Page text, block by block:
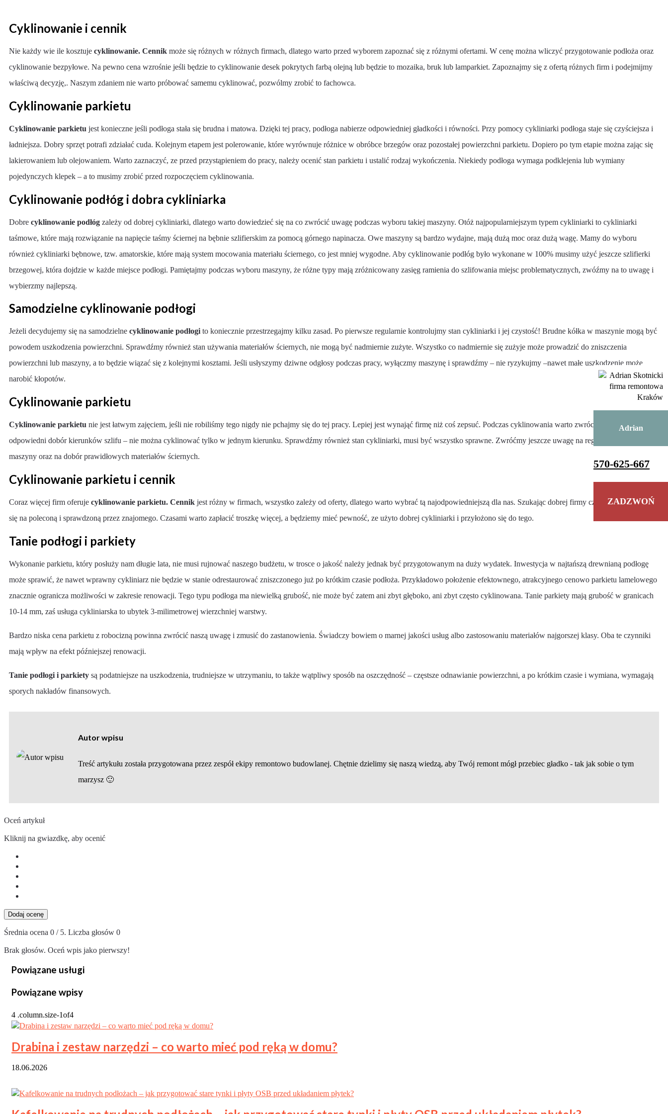
Adrian
570-625-667
ZADZWOŃ
Cyklinowanie i cennik
Nie każdy wie ile kosztuje cyklinowanie. Cennik może się różnych w różnych firmach, dlatego warto przed wyborem zapoznać się z różnymi ofertami. W cenę można wliczyć przygotowanie podłoża oraz
cyklinowanie bezpyłowe. Na pewno cena wzrośnie jeśli będzie to cyklinowanie desek pokrytych farbą olejną lub będzie to mozaika, bruk lub lamparkiet. Zapoznajmy się z ofertą różnych firm i podejmijmy
właściwą decyzję,. Naszym zdaniem nie warto próbować samemu cyklinować, pozwólmy zrobić to fachowca.
Cyklinowanie parkietu
Cyklinowanie parkietu jest konieczne jeśli podłoga stała się brudna i matowa. Dzięki tej pracy, podłoga nabierze odpowiedniej gładkości i równości. Przy pomocy cykliniarki podłoga staje się czyściejsza i
ładniejsza. Dobry sprzęt potrafi zdziałać cuda. Kolejnym etapem jest polerowanie, które wyrównuje różnice w obróbce brzegów oraz pozostałej powierzchni parkietu. Dopiero po tym etapie można zając się
lakierowaniem lub olejowaniem. Warto zaznaczyć, ze przed przystąpieniem do pracy, należy ocenić stan parkietu i ustalić rodzaj wykończenia. Niekiedy podłoga wymaga podklejenia lub wymiany
pojedynczych klepek – a to musimy zrobić przed rozpoczęciem cyklinowania.
Cyklinowanie podłóg i dobra cykliniarka
Dobre cyklinowanie podłóg zależy od dobrej cykliniarki, dlatego warto dowiedzieć się na co zwrócić uwagę podczas wyboru takiej maszyny. Otóż najpopularniejszym typem cykliniarki to cykliniarki
taśmowe, które mają rozwiązanie na napięcie taśmy ściernej na bębnie szlifierskim za pomocą górnego napinacza. Owe maszyny są bardzo wydajne, mają dużą moc oraz dużą wagę. Mamy do wyboru
również cykliniarki bębnowe, tzw. amatorskie, które mają system mocowania materiału ściernego, co jest mniej wygodne. Aby cyklinowanie podłóg było wykonane w 100% musimy użyć jeszcze szlifierki
brzegowej, która dojdzie w każde miejsce podłogi. Pamiętajmy podczas wyboru maszyny, że różne typy mają zróżnicowany zasięg ramienia do szlifowania miejsc problematycznych, zwóźmy na to uwagę i
wybierzmy najlepszą.
Samodzielne cyklinowanie podłogi
Jeżeli decydujemy się na samodzielne cyklinowanie podłogi to koniecznie przestrzegajmy kilku zasad. Po pierwsze regularnie kontrolujmy stan cykliniarki i jej czystość! Brudne kółka w maszynie mogą być
powodem uszkodzenia powierzchni. Sprawdźmy również stan używania materiałów ściernych, nie mogą być nadmiernie zużyte. Wszystko co nadmiernie się zużyje może prowadzić do zniszczenia
powierzchni lub maszyny, a to będzie wiązać się z kolejnymi kosztami. Jeśli usłyszymy dziwne odgłosy podczas pracy, wyłączmy maszynę i sprawdźmy – nie ryzykujmy –nawet małe uszkodzenie może
narobić kłopotów.
Cyklinowanie parkietu
Cyklinowanie parkietu nie jest łatwym zajęciem, jeśli nie robiliśmy tego nigdy nie pchajmy się do tej pracy. Lepiej jest wynająć firmę niż coś zepsuć. Podczas cyklinowania warto zwrócić uwagę na
odpowiedni dobór kierunków szlifu – nie można cyklinować tylko w jednym kierunku. Sprawdźmy również stan cykliniarki, musi być wszystko sprawne. Zwróćmy jeszcze uwagę na regulację tejże
maszyny oraz na dobór prawidłowych materiałów ściernych.
Cyklinowanie parkietu i cennik
Coraz więcej firm oferuje cyklinowanie parkietu. Cennik jest różny w firmach, wszystko zależy od oferty, dlatego warto wybrać tą najodpowiedniejszą dla nas. Szukając dobrej firmy czasami warto zdać
się na poleconą i sprawdzoną przez znajomego. Czasami warto zapłacić troszkę więcej, a będziemy mieć pewność, ze użyto dobrej cykliniarki i przyłożono się do tego.
Tanie podłogi i parkiety
Wykonanie parkietu, który posłuży nam długie lata, nie musi rujnować naszego budżetu, w trosce o jakość należy jednak być przygotowanym na duży wydatek. Inwestycja w najtańszą drewnianą podłogę
może sprawić, że nawet wprawny cykliniarz nie będzie w stanie odrestaurować zniszczonego już po krótkim czasie podłoża. Przykładowo położenie efektownego, atrakcyjnego cenowo parkietu lamelowego
znacznie ogranicza możliwości w zakresie renowacji. Tego typu podłoga ma niewielką grubość, nie może być zatem ani zbyt głęboko, ani zbyt często cyklinowana. Tanie parkiety mają grubość w granicach
10-14 mm, zaś usługa cykliniarska to ubytek 3-milimetrowej wierzchniej warstwy.
Bardzo niska cena parkietu z robocizną powinna zwrócić naszą uwagę i zmusić do zastanowienia. Świadczy bowiem o marnej jakości usług albo zastosowaniu materiałów najgorszej klasy. Oba te czynniki
mają wpływ na efekt późniejszej renowacji.
Tanie podłogi i parkiety są podatniejsze na uszkodzenia, trudniejsze w utrzymaniu, to także wątpliwy sposób na oszczędność – częstsze odnawianie powierzchni, a po krótkim czasie i wymiana, wymagają
sporych nakładów finansowych.
Autor wpisu
Treść artykułu została przygotowana przez zespół ekipy remontowo budowlanej. Chętnie dzielimy się naszą wiedzą, aby Twój remont mógł przebiec gładko - tak jak sobie o tym
marzysz 🙂
Oceń artykuł
Kliknij na gwiazdkę, aby ocenić
Dodaj ocenę
Średnia ocena 0 / 5. Liczba głosów 0
Brak głosów. Oceń wpis jako pierwszy!
Powiązane usługi
Powiązane wpisy
Drabina i zestaw narzędzi – co warto mieć pod ręką w domu?
18.06.2026